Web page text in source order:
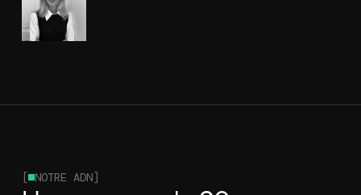
[ NOTRE ADN]